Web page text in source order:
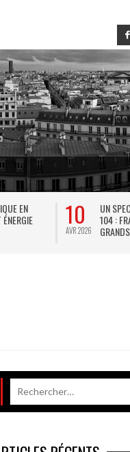
EN
10
AVR 2026
UN
104 :
GRANDS